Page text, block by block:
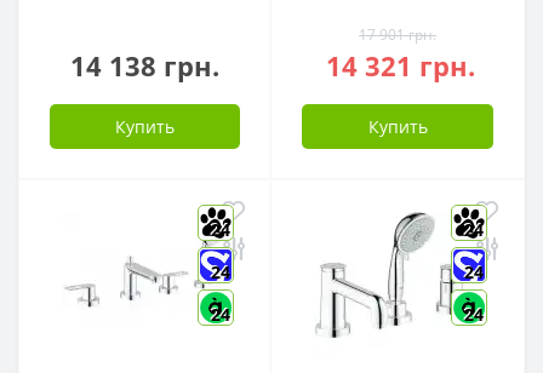
14 138 грн.
Купить
17 901 грн.
14 321 грн.
Купить
24
24
24
24
24
24